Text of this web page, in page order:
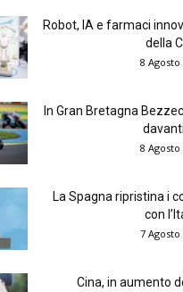
Robot, IA e farmaci
della
8 Agosto
In Gran Bretagna
8 Agosto
La Spagna ripristina i
con
7 Agosto
Cina, in aumento